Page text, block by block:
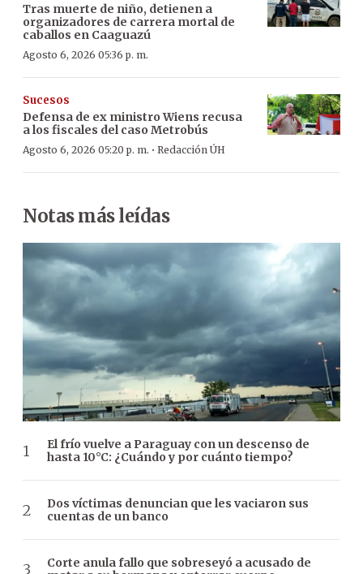
Tras muerte de niño, detienen a
organizadores de carrera mortal de
caballos en Caaguazú
Agosto 6, 2026 05:36 p. m.
Sucesos
Defensa de ex ministro Wiens recusa
a los fiscales del caso Metrobús
Agosto 6, 2026 05:20 p. m. · Redacción ÚH
Notas más leídas
El frío vuelve a Paraguay con un descenso de
hasta 10°C: ¿Cuándo y por cuánto tiempo?
Dos víctimas denuncian que les vaciaron sus
cuentas de un banco
Corte anula fallo que sobreseyó a acusado de